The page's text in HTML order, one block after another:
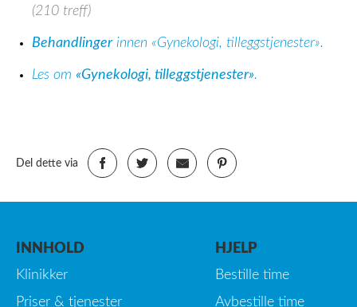
(210 treff)
Behandlingerinnen «Gynekologi, tilleggstjenester».
Les om «Gynekologi, tilleggstjenester».
Del dette via
INNHOLD
Klinikker
Priser & tjenester
HJELP
Bestille time
Avbestille time